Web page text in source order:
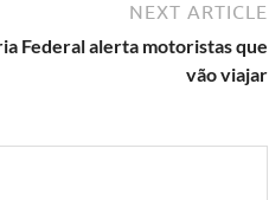
NEXT ARTICLE
Federal alerta motoristas que
vão viajar